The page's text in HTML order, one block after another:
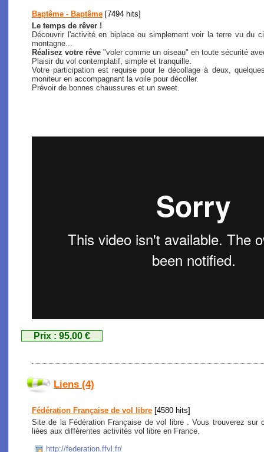
Baptême - Baptême [7494 hits]
Le temps de rêver !
Découvrir l'activité en biplace ou simplement voir la terre vu du
montagne...
Réalisez votre rêve "voler comme un oiseau" en toute sécurité
Plaisir du vol contemplatif, simple et tranquille.
Votre participation est requise pour le décollage à deux,
moniteur en accompagnant la voile pour décoller.
Prévoir de bonnes chaussures et un sweet.
Prix : 95,00 €
Liens (4)
Fédération Française de vol libre [4580 hits]
Site de la Fédération Française de vol libre . Vous trouverez sur
liées aux différentes activités vol libre en France.
http://federation.ffvl.fr/